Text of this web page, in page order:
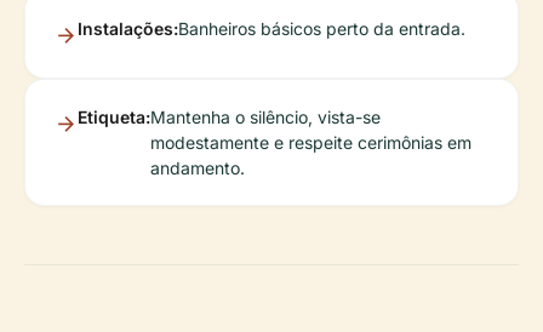
Instalações:Banheiros básicos perto da entrada.
Etiqueta:Mantenha o silêncio, vista-se
modestamente e respeite cerimônias em
andamento.